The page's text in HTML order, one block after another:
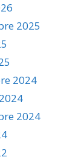
2025
2024
2024